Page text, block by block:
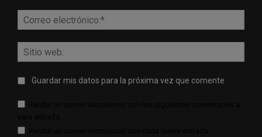
web:
Guardar mis datos para la próxima vez que comente